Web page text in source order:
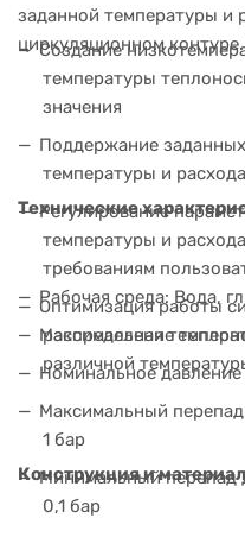
заданной температуры и
циркуляционном контуре.
Создание
температуры
значения
Поддержание
температуры и
Регулирование
температуры и
требованиям
Оптимизация работы
распределение
различной
Технические
Рабочая среда: Вода,
Максимальная
Номинальное давление
Максимальный
1 бар
Минимальный перепад
0,1 бар
Конструкция и